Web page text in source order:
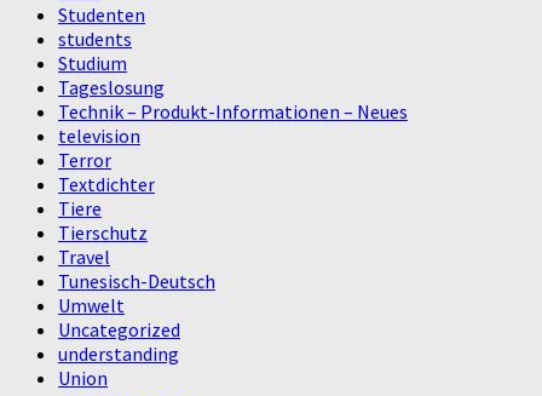
Studenten
students
Studium
Tageslosung
Technik – Produkt-Informationen – Neues
television
Terror
Textdichter
Tiere
Tierschutz
Travel
Tunesisch-Deutsch
Umwelt
Uncategorized
understanding
Union